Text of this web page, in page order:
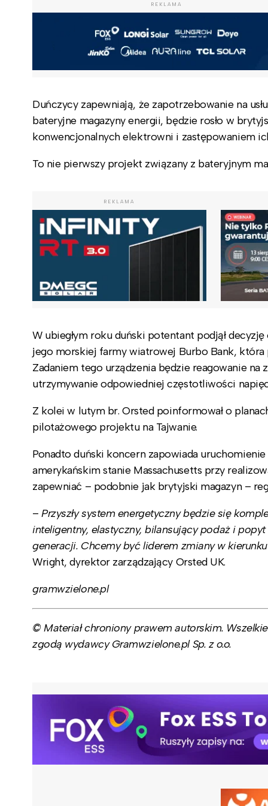
REKLAMA
Duńczycy zapewniają, że zapotrzebowanie na
bateryjne magazyny energii, będzie rosło w
konwencjonalnych elektrowni i zastępowaniem
To nie pierwszy projekt związany z bateryjnym
REKLAMA
W ubiegłym roku duński potentant podjął
jego morskiej farmy wiatrowej Burbo Bank, która
Zadaniem tego urządzenia będzie reagowanie
utrzymywanie odpowiedniej częstotliwości
Z kolei w lutym br. Orsted poinformował o
pilotażowego projektu na Tajwanie.
Ponadto duński koncern zapowiada
amerykańskim stanie Massachusetts przy
zapewniać – podobnie jak brytyjski magazyn –
–Przyszły system energetyczny będzie się
inteligentny, elastyczny, bilansujący podaż i
generacji. Chcemy być liderem zmiany w
Wright, dyrektor zarządzający Orsted UK.
gramwzielone.pl
© Materiał chroniony prawem autorskim.
zgodą wydawcy Gramwzielone.pl Sp. z o.o.